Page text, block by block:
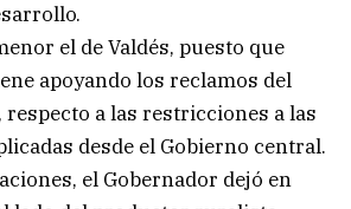
el de Valdés, puesto que
apoyando los reclamos del
respecto a las restricciones a las
desde el Gobierno central.
el Gobernador dejó en